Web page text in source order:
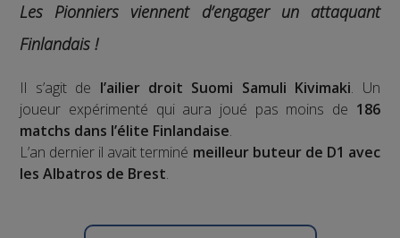
Les Pionniers viennent d’engager un attaquant
Finlandais !
Il s’agit de l’ailier droit Suomi Samuli Kivimaki. Un
joueur expérimenté qui aura joué pas moins de 186
matchs dans l’élite Finlandaise.
L’an dernier il avait terminé meilleur buteur de D1 avec
les Albatros de Brest.